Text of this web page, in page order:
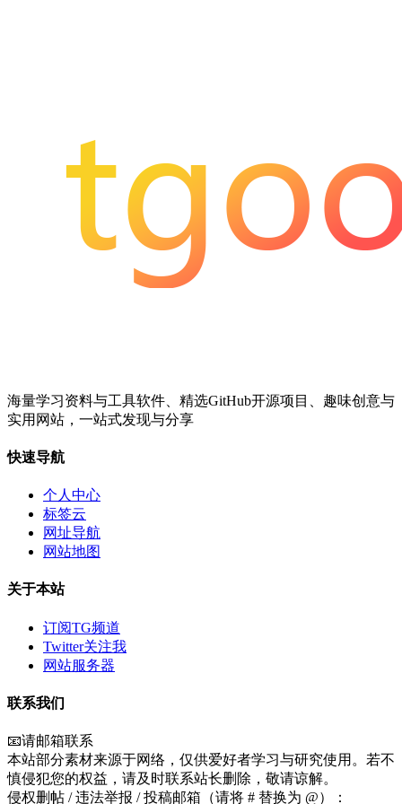
海量学习资料与工具软件、精选GitHub开源项目、趣味创意与
实用网站，一站式发现与分享
快速导航
个人中心
标签云
网址导航
网站地图
关于本站
订阅TG频道
Twitter关注我
网站服务器
联系我们
📧请邮箱联系
本站部分素材来源于网络，仅供爱好者学习与研究使用。若不
慎侵犯您的权益，请及时联系站长删除，敬请谅解。
侵权删帖 / 违法举报 / 投稿邮箱（请将 # 替换为 @）：